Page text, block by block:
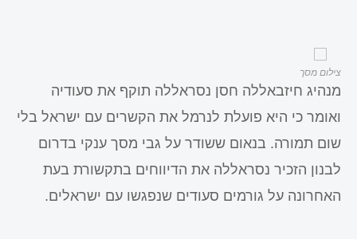
צילום מסך
מנהיג חיזבאללה חסן נסראללה תוקף את סעודיה
ואומר כי היא פועלת לנרמל את הקשרים עם ישראל בלי
שום תמורה. בנאום ששודר על גבי מסך ענקי בדרום
לבנון הזכיר נסראללה את הדיווחים בתקשורת בעת
האחרונה על גורמים סעודים שנפגשו עם ישראלים.